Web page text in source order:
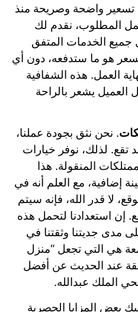
تسعير واضحة وصريحة منذ
المطلوب، نقدم لك
الخدمات المتفق
هو ما ستدفعه، دون أي
العمل. هذه الشفافية
العميل يشعر بالراحة
. نحن نثق بجودة عملنا،
تقع. لذلك، نوفر خيارات
المنقولة. هذا
إضافية، مع العلم أنه في
لا قدر الله، فإنه سيتم
إن استعدادنا لتحمل هذه
مدى جديتنا وثقتنا في
هي التي تجعل “منزل
عند الحديث عن أفضل
الملك عبدالله.
بعض المزايا الحصرية